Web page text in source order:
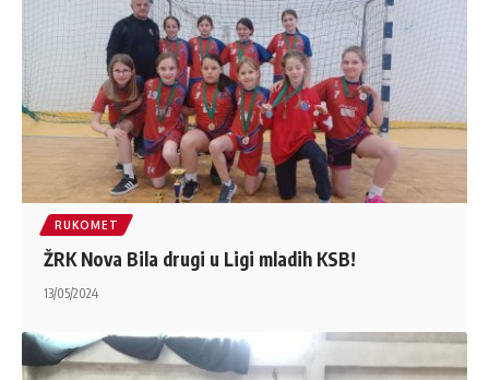
RUKOMET
ŽRK Nova Bila drugi u Ligi mladih KSB!
13/05/2024